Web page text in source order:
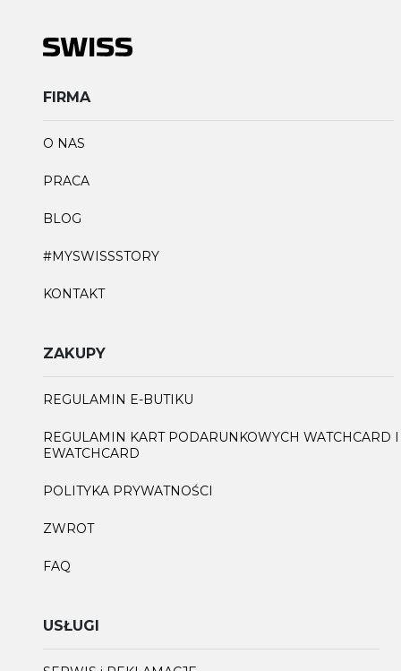
FIRMA
O NAS
PRACA
BLOG
#MYSWISSSTORY
KONTAKT
ZAKUPY
REGULAMIN E-BUTIKU
REGULAMIN KART PODARUNKOWYCH WATCHCARD I
EWATCHCARD
POLITYKA PRYWATNOŚCI
ZWROT
FAQ
USŁUGI